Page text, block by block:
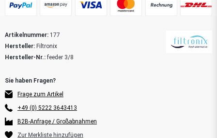
Artikelnummer: 177
Hersteller: Filtronix
Hersteller-Nr.:feeder 3/8
Frage zum Artikel
+49 (0) 5222 3643413
B2B-Anfrage / Großabnahmen